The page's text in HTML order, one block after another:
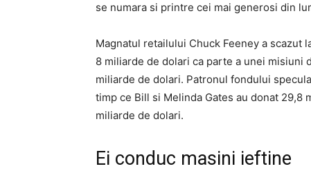
se numara si printre cei mai generosi din
Magnatul retailului Chuck Feeney a scazut
8 miliarde de dolari ca parte a unei misiuni
miliarde de dolari. Patronul fondului
timp ce Bill si Melinda Gates au donat 29,8
miliarde de dolari.
Ei conduc masini ieftine